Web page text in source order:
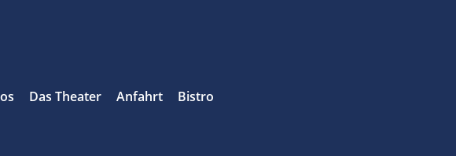
Das Theater Anfahrt Bistro